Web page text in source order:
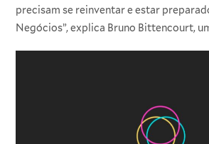
precisam se reinventar e estar
Negócios”, explica Bruno Bittencourt,